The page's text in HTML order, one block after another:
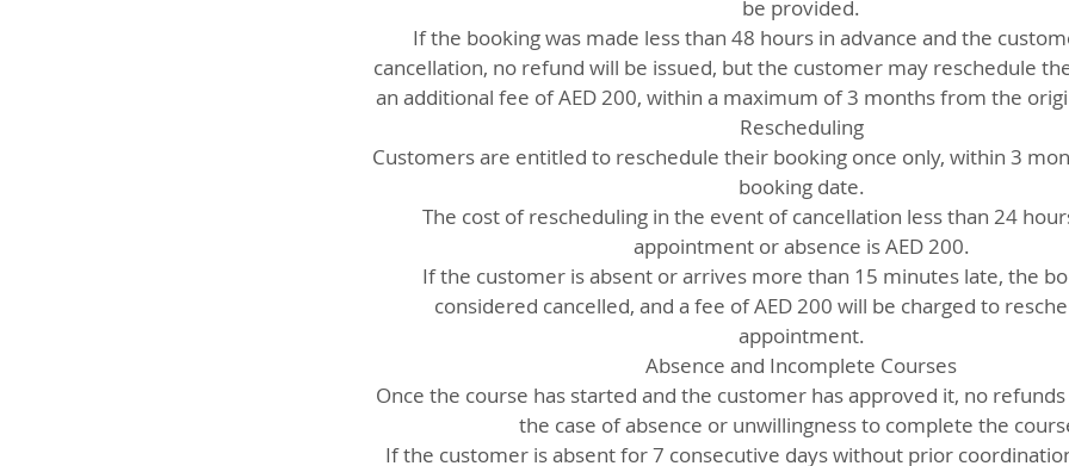
be provided.
If the booking was made less than 48 hours in advance and the
cancellation, no refund will be issued, but the customer may reschedule
an additional fee of AED 200, within a maximum of 3 months from the
Rescheduling
Customers are entitled to reschedule their booking once only, within 3
booking date.
The cost of rescheduling in the event of cancellation less than 24
appointment or absence is AED 200.
If the customer is absent or arrives more than 15 minutes late, the
considered cancelled, and a fee of AED 200 will be charged to
appointment.
Absence and Incomplete Courses
Once the course has started and the customer has approved it, no
the case of absence or unwillingness to complete the
If the customer is absent for 7 consecutive days without prior